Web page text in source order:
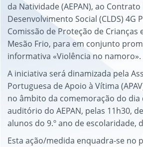
da Natividade (AEPAN), ao Contrato
Desenvolvimento Social (CLDS) 4G
Comissão de Proteção de Crianças e
Mesão Frio, para em conjunto
informativa «Violência no namoro».
A iniciativa será dinamizada pela
Portuguesa de Apoio à Vítima
no âmbito da comemoração do dia
auditório do AEPAN, pelas 11h30,
alunos do 9.º ano de escolaridade,
Esta ação/medida enquadra-se no